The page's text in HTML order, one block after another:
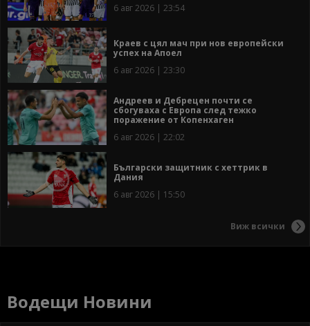
6 авг 2026 | 23:54
Краев с цял мач при нов европейски
успех на Апоел
6 авг 2026 | 23:30
Андреев и Дебрецен почти се
сбогуваха с Европа след тежко
поражение от Копенхаген
6 авг 2026 | 22:02
Български защитник с хеттрик в
Дания
6 авг 2026 | 15:50
Виж всички
Водещи Новини